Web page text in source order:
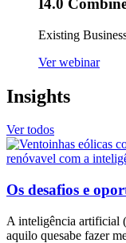
I4.0
Existing
Ver webinar
Insights
Ver todos
Os desafios e
A inteligência artificial
aquilo quesabe fazer